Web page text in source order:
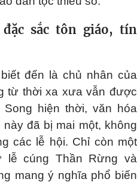
sắc tôn giáo, tín
đến là chủ nhân của
từ thời xa xưa vẫn được
hiện thời, văn hóa
đã bị mai một, không
các lễ hội. Chỉ còn một
cúng Thần Rừng và
mang ý nghĩa phổ biến